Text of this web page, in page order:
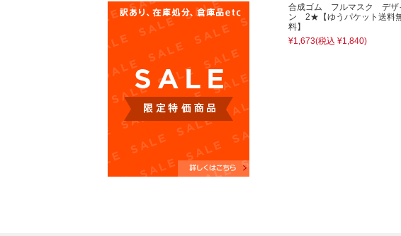
合成ゴム フルマスク デザ
ン 2★【ゆうパケット送料
料】
¥1,673(税込 ¥1,840)